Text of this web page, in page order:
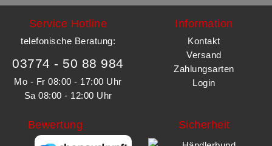
Service Hotline
telefonische Beratung:
03774 - 50 88 984
Mo - Fr 08:00 - 17:00 Uhr
Sa 08:00 - 12:00 Uhr
Information
Kontakt
Versand
Zahlungsarten
Login
Bewertung Sicherheit